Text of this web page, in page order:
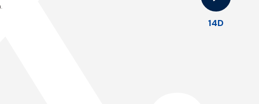
14D